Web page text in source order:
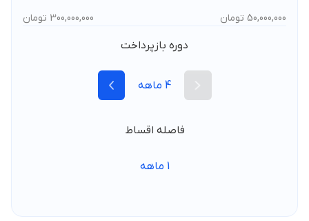
50,000,000 تومان 300,000,000 تومان
دوره بازپرداخت
4 ماهه
فاصله اقساط
1 ماهه